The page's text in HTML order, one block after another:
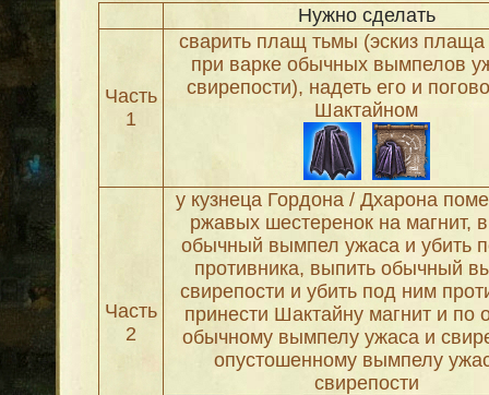
Нужно сделать
Часть
1
сварить плащ тьмы (эскиз плаща
при варке обычных вымпелов
свирепости), надеть его и
Шактайном
Часть
2
у кузнеца Гордона / Дхарона
ржавых шестеренок на магнит,
обычный вымпел ужаса и убить
противника, выпить обычный
свирепости и убить под ним
принести Шактайну магнит и по
обычному вымпелу ужаса и
опустошенному вымпелу
свирепости